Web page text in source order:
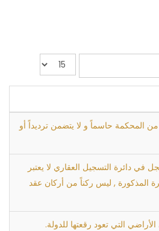
عدد
الإظهارات:
المحكمة حاسماً و لا يتضمن ترديداً أو
في دائرة التسجيل العقاري لا يعتبر
المذكورة , ليس ركناً من أركان عقد
التي تعود رقعتها للدولة.